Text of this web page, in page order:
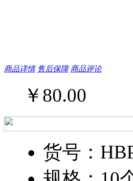
商品详情 售后保障 商品评论
￥ 80.00
货号：